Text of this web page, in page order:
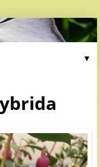
▼